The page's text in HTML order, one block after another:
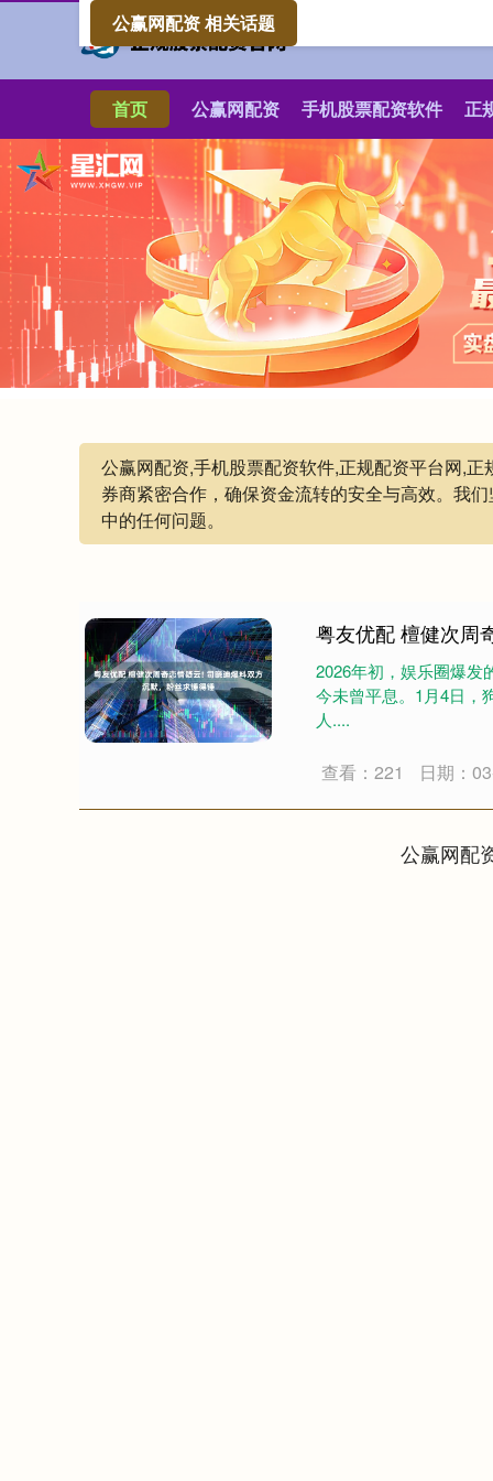
首页 公赢网配资 手机股票配资软件 正
公赢网配资,手机股票配资软件,正规配资平台网,
券商紧密合作，确保资金流转的安全与高效。我
中的任何问题。
公赢网配资 相关话题
粤友优配 檀健次周
2026年初，娱乐圈爆发
今未曾平息。1月4日，
人....
查看：221 日期：
公赢网配